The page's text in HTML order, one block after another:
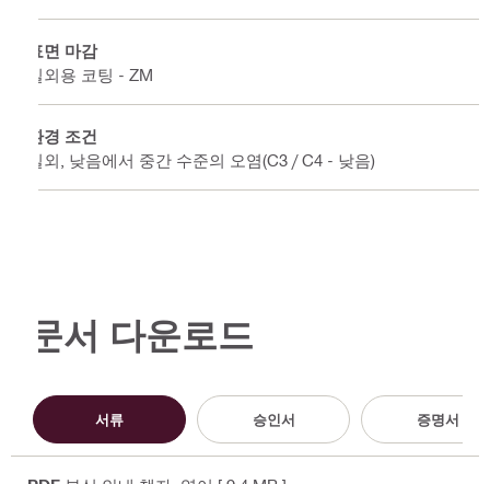
표면 마감
실외용 코팅 - ZM
환경 조건
실외, 낮음에서 중간 수준의 오염(C3 / C4 - 낮음)
문서 다운로드
서류 승인서 증명서